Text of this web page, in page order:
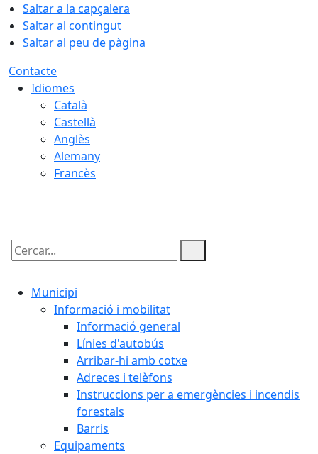
Saltar a la capçalera
Saltar al contingut
Saltar al peu de pàgina
Contacte
Idiomes
Català
Castellà
Anglès
Alemany
Francès
Cercar:
Municipi
Informació i mobilitat
Informació general
Línies d'autobús
Arribar-hi amb cotxe
Adreces i telèfons
Instruccions per a emergències i incendis
forestals
Barris
Equipaments